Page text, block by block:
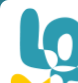
You are here: Home